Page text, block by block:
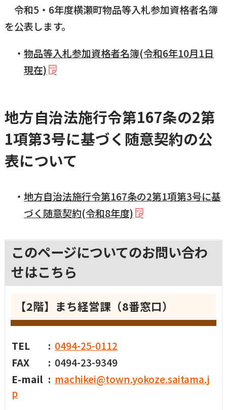
令和5・6年度横瀬町物品等入札参加資格者名簿
を公表します。
物品等入札参加資格者名簿(令和6年10月1日
現在)
地方自治法施行令第167条の2第
1項第3号に基づく随意契約の公
表について
地方自治法施行令第167条の2第1項第3号に基
づく随意契約(令和8年度)
このページについてのお問い合わ
せはこちら
【2階】まち経営課（8番窓口）
TEL
0494-25-0112
FAX
0494-23-9349
E-mail
machikei@town.yokoze.saitama.j
p